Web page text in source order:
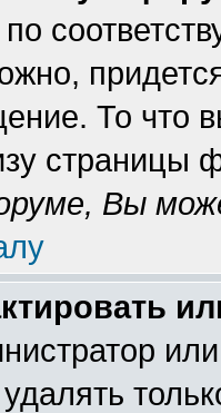
То что
страницы
Вы
удалять